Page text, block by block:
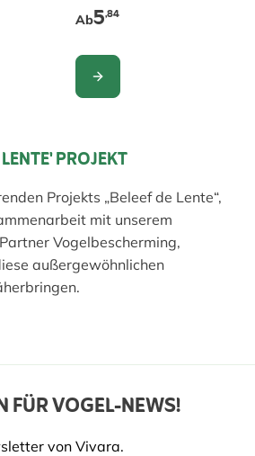
Ab5,84
KONFIGURIEREN
PROJEKT
Projekts „Beleef de Lente“,
mit unserem
Vogelbescherming,
außergewöhnlichen
FÜR VOGEL-NEWS!
von Vivara.